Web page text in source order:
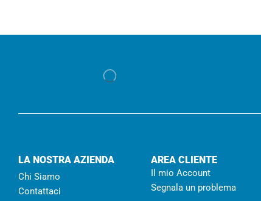
LA NOSTRA AZIENDA
Chi Siamo
Contattaci
AREA CLIENTE
Il mio Account
Segnala un problema